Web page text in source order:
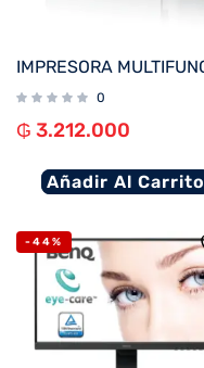
0
₲ 3.212.000
Añadir Al Carrito
-44%